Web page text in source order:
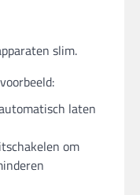
slim.
laten
om